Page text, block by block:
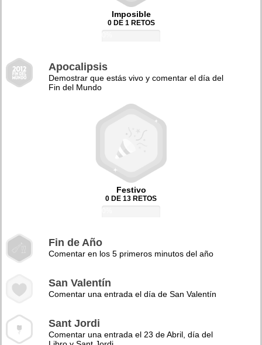
Imposible
0 DE 1 RETOS
Apocalipsis
Demostrar que estás vivo y comentar el día del
Fin del Mundo
Festivo
0 DE 13 RETOS
Fin de Año
Comentar en los 5 primeros minutos del año
San Valentín
Comentar una entrada el día de San Valentín
Sant Jordi
Comentar una entrada el 23 de Abril, día del